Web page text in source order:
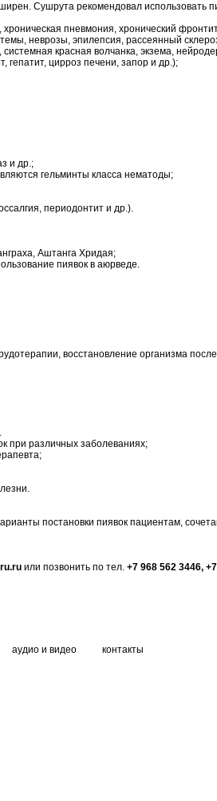
Сушрута рекомендовал использовать
пневмония, хронический
неврозы, эпилепсия, рассеянный
красная волчанка, экзема,
гепатит, цирроз печени, запор и др.);
и др.;
гельминты класса нематоды;
периодонтит и др.).
Аштанга Хридая;
пиявок в аюрведе.
восстановление организма
при различных заболеваниях;
постановки пиявок пациентам,
или позвонить по тел. +7 968 562 3446,
аудио и видео контакты